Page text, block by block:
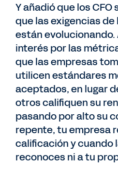
Y añadió que los
que las exigencias
están evolucionando.
interés por las
que las empresas
utilicen estándares
aceptados, en lugar
otros califiquen su
pasando por alto su
repente, tu empresa
calificación y cuando
reconoces ni a tu